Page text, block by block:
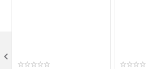
